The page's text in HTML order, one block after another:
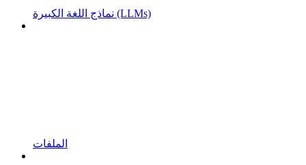
نماذج اللغة الكبيرة (LLMs)
الملفات